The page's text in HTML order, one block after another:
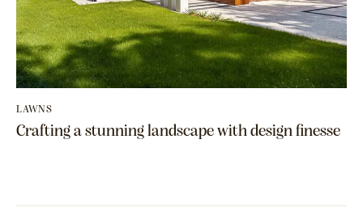
LAWNS
Crafting a stunning landscape with design finesse